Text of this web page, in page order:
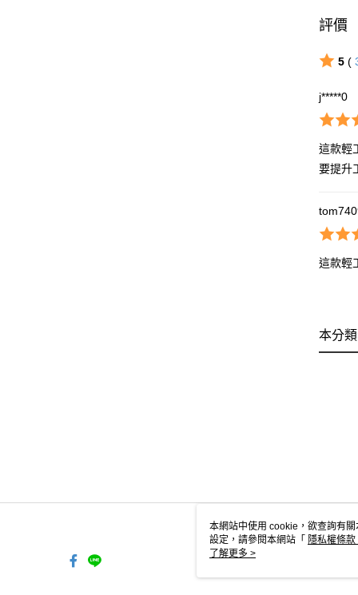
評價
5(
j*****0
這款輕
要提升
這款輕
本分
本網站中使用 cookie，欲查詢有
設定，請參閱本網站「 隱私權條款
使用 cookie。
了解更多 >